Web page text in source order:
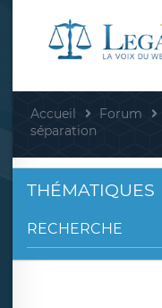
Accueil Forum
séparation
THÉMATIQUES